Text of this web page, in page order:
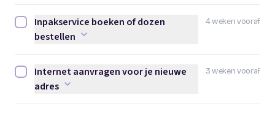
4 weken vooraf
Inpakservice boeken of dozen bestellen afvinken
Inpakservice boeken of dozen
bestellen
3 weken vooraf
Internet aanvragen voor je nieuwe adres afvinken
Internet aanvragen voor je nieuwe
adres